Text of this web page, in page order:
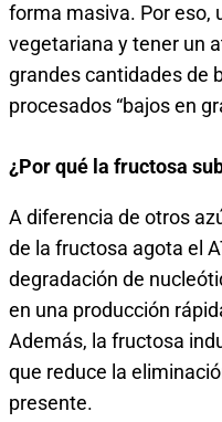
forma masiva. Por eso,
vegetariana y tener un
grandes cantidades de
procesados “bajos en
¿Por qué la fructosa
A diferencia de otros
de la fructosa agota el
degradación de
en una producción
Además, la fructosa
que reduce la
presente.